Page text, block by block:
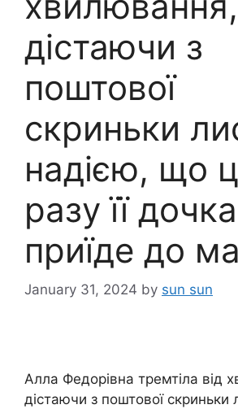
дістаючи з
поштової
скриньки
надією, що
разу її
приїде до
January 31, 2024 by sun sun
Алла Федорівна тремтіла від
дістаючи з поштової скриньки